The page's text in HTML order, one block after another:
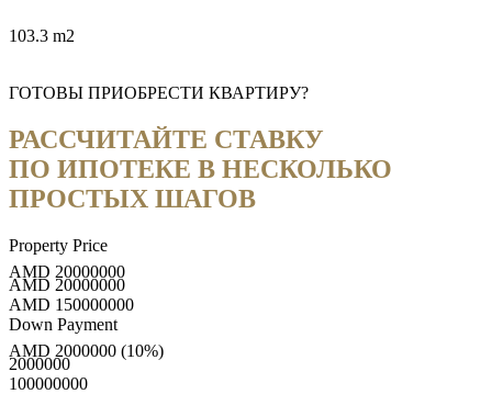
103.3 m2
ГОТОВЫ ПРИОБРЕСТИ КВАРТИРУ?
РАССЧИТАЙТЕ СТАВКУ
ПО ИПОТЕКЕ В НЕСКОЛЬКО
ПРОСТЫХ ШАГОВ
Property Price
AMD 20000000
AMD 20000000
AMD 150000000
Down Payment
AMD 2000000 (10%)
2000000
100000000